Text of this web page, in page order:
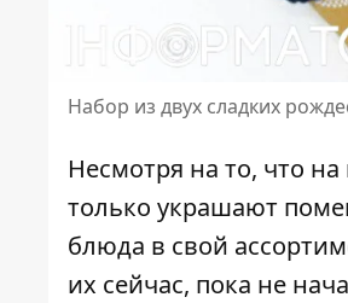
Набор из двух сладких
Несмотря на то, что
только украшают
блюда в свой
их сейчас, пока не